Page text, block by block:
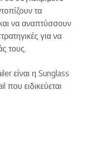
τα
να αναπτύσσουν
για να
τους.
είναι η Sunglass
ειδικεύεται